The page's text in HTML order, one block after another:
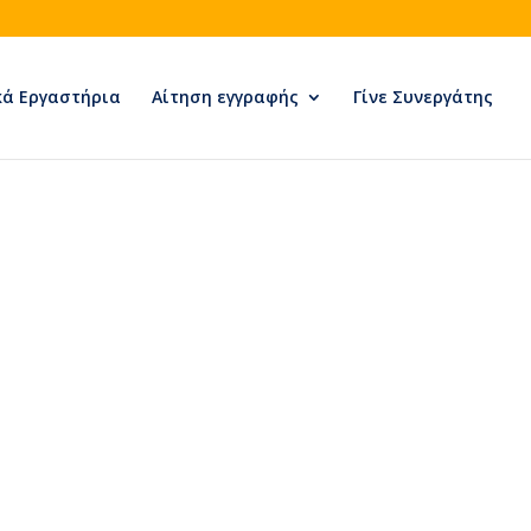
Εργαστήρια Αίτηση εγγραφής Γίνε Συνεργάτης